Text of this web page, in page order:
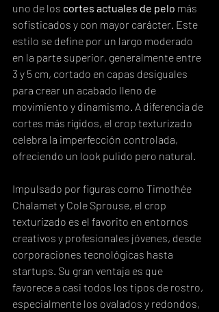
uno de los cortes actuales de pelo más
sofisticados y con mayor carácter. Este
estilo se define por un largo moderado
en la parte superior, generalmente entre
3 y 5 cm, cortado en capas desiguales
para crear un acabado lleno de
movimiento y dinamismo. A diferencia de
cortes más rígidos, el crop texturizado
celebra la imperfección controlada,
ofreciendo un look pulido pero natural.
Impulsado por figuras como Timothée
Chalamet y Cole Sprouse, el crop
texturizado es el favorito en entornos
creativos y profesionales jóvenes, desde
corporaciones tecnológicas hasta
startups. Su gran ventaja es que
favorece a casi todos los tipos de rostro,
especialmente los ovalados y redondos,